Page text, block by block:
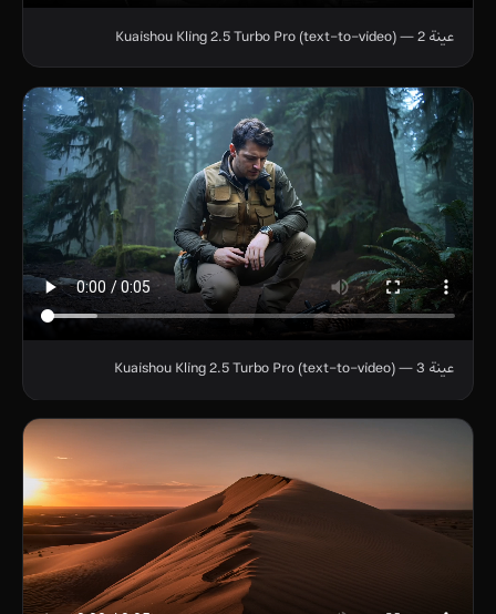
عينة 2 — Kuaishou Kling 2.5 Turbo Pro (text-to-video)
عينة 3 — Kuaishou Kling 2.5 Turbo Pro (text-to-video)